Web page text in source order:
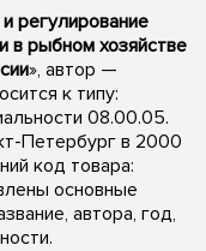
регулирование
в рыбном хозяйстве
», автор —
к типу:
08.00.05.
Петербург в 2000
код товара:
основные
автора, год,